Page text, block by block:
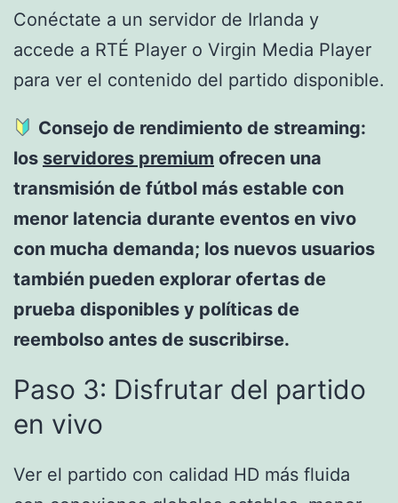
Conéctate a un servidor de Irlanda y
accede a RTÉ Player o Virgin Media Player
para ver el contenido del partido disponible.
Consejo de rendimiento de streaming:
los servidores premium ofrecen una
transmisión de fútbol más estable con
menor latencia durante eventos en vivo
con mucha demanda; los nuevos usuarios
también pueden explorar ofertas de
prueba disponibles y políticas de
reembolso antes de suscribirse.
Paso 3: Disfrutar del partido
en vivo
Ver el partido con calidad HD más fluida